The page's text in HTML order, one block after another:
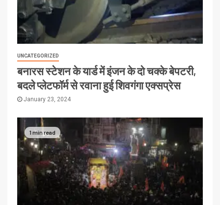
UNCATEGORIZED
बनारस स्टेशन के यार्ड में इंजन के दो चक्के बेपटरी,
बदले प्लेटफॉर्म से रवाना हुई शिवगंगा एक्सप्रेस
January 23, 2024
1 min read